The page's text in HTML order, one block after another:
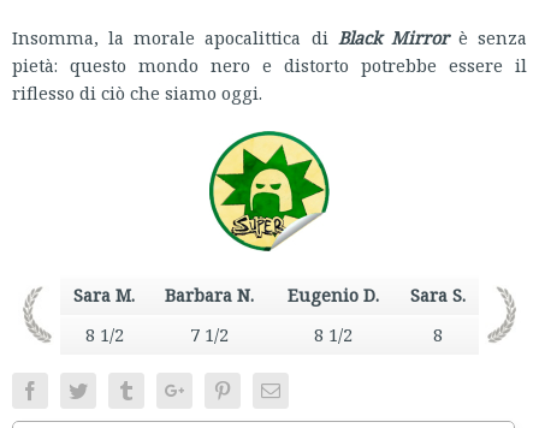
Insomma, la morale apocalittica di Black Mirrorè senza
pietà: questo mondo nero e distorto potrebbe essere il
riflesso di ciò che siamo oggi.
Sara M. Barbara N. Eugenio D.
Sara S.
8 1/2
7 1/2 8 1/2 8
FacebookTwitter TumblrGoogle+PinterestEmail